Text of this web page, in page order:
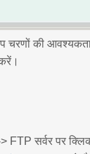
की
FTP सर्वर पर